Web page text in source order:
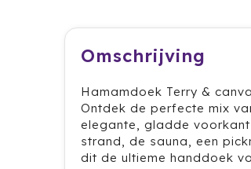
Omschrijving
Hamamdoek Terry &
Ontdek de perfecte mix
elegante, gladde
strand, de sauna, een
dit de ultieme handdoek